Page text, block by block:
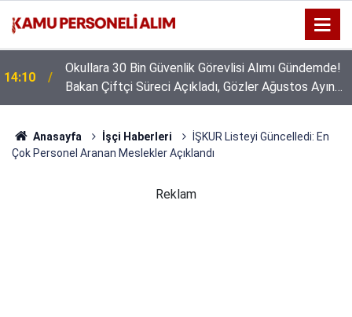
14:10
Okullara 30 Bin Güvenlik Görevlisi Alımı Gündemde!
Bakan Çiftçi Süreci Açıkladı, Gözler Ağustos Ayına
Çevrildi
Anasayfa İşçi Haberleri
İŞKUR Listeyi Güncelledi: En
Çok Personel Aranan Meslekler Açıklandı
Reklam